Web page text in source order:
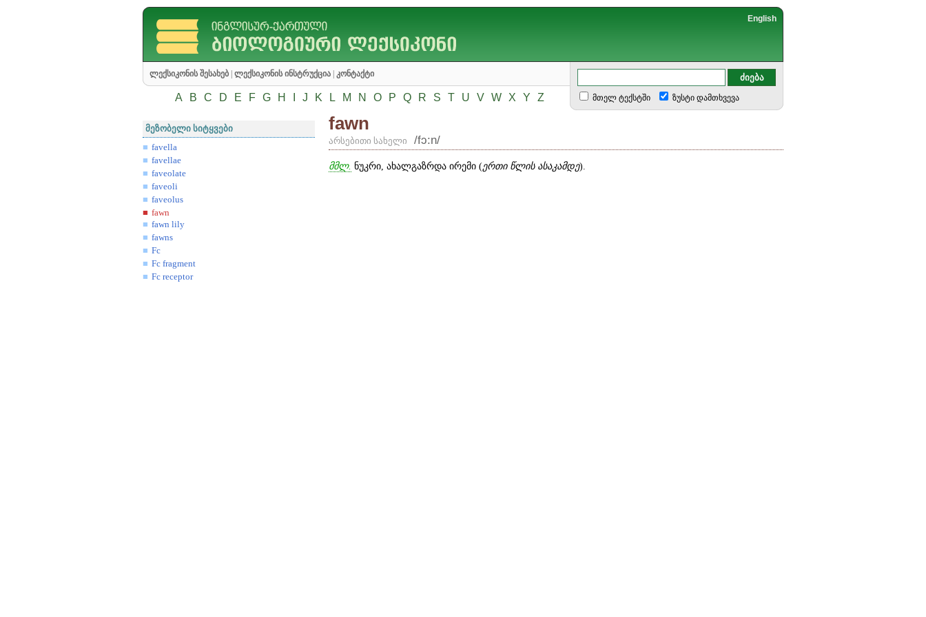
English
ლექსიკონის შესახებ ლექსიკონის ინსტრუქცია კონტაქტი
A B C D E F G H J K L M N O P Q R S T U V W X Y Z მთელ ტექსტში ზუსტი დამთხვევა
მეზობელი სიტყვები
favella
favellae
faveolate
faveoli
faveolus
fawn
fawn lily
fawns
Fc
Fc fragment
Fc receptor
fawn
არსებითი სახელი /fɔ:n/
მმლ. ნუკრი, ახალგაზრდა ირემი (ერთი წლის ასაკამდე).